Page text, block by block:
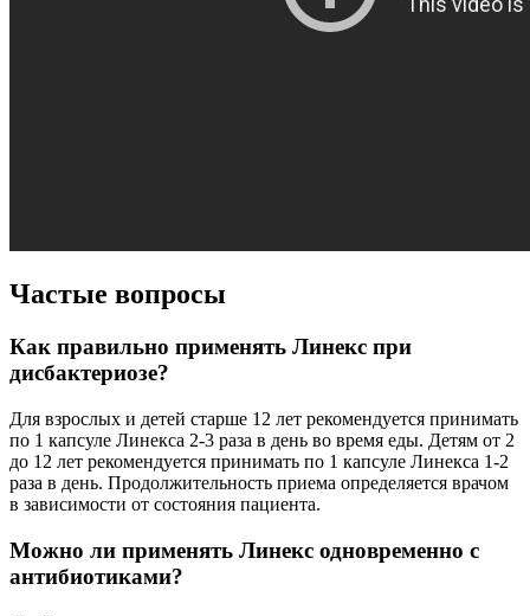
Частые вопросы
Как правильно применять Линекс при
дисбактериозе?
Для взрослых и детей старше 12 лет рекомендуется принимать
по 1 капсуле Линекса 2-3 раза в день во время еды. Детям от 2
до 12 лет рекомендуется принимать по 1 капсуле Линекса 1-2
раза в день. Продолжительность приема определяется врачом
в зависимости от состояния пациента.
Можно ли применять Линекс одновременно с
антибиотиками?